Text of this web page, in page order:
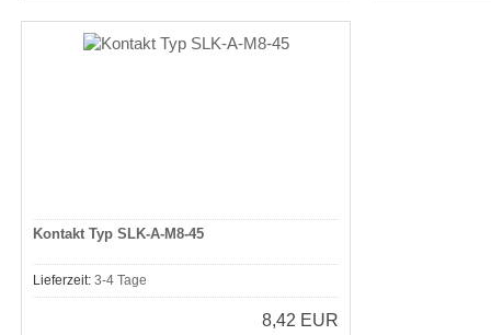
Kontakt Typ SLK-A-M8-45
Lieferzeit:3-4 Tage
8,42 EUR